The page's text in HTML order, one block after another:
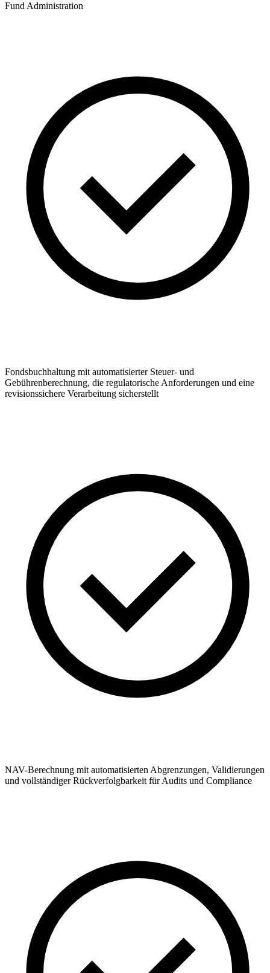
Fund Administration
Fondsbuchhaltung mit automatisierter Steuer- und
Gebührenberechnung, die regulatorische Anforderungen und eine
revisionssichere Verarbeitung sicherstellt
NAV-Berechnung mit automatisierten Abgrenzungen, Validierungen
und vollständiger Rückverfolgbarkeit für Audits und Compliance